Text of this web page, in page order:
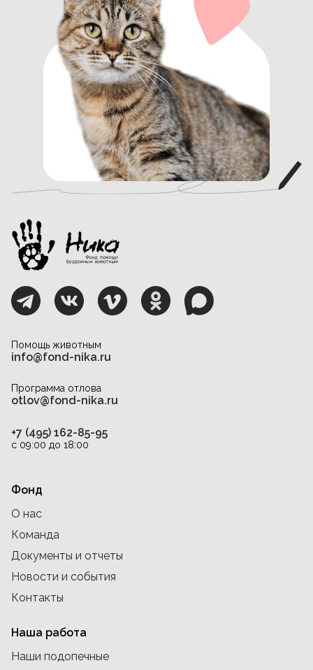
Помощь животным
info@fond-nika.ru
Программа отлова
otlov@fond-nika.ru
+7 (495) 162-85-95
с 09:00 до 18:00
Фонд
О нас
Команда
Документы и отчеты
Новости и события
Контакты
Наша работа
Наши подопечные